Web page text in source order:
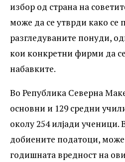
избор од страна на
може да се утврди како се
разгледуваните понуди,
кои конкретни фирми да
набавките.
Во Република Северна
основни и 129 средни
околу 254 илјади ученици.
добиените податоци,
годишната вредност на